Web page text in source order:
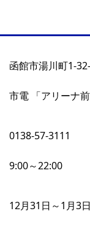
函館市湯川町1-
市電 「アリーナ
0138-57-3111
9:00～22:00
12月31日～1月3